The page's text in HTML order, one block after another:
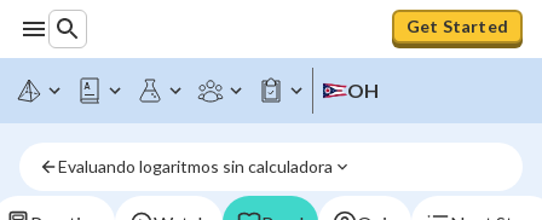
Get Started
OH
Evaluando logaritmos sin calculadora